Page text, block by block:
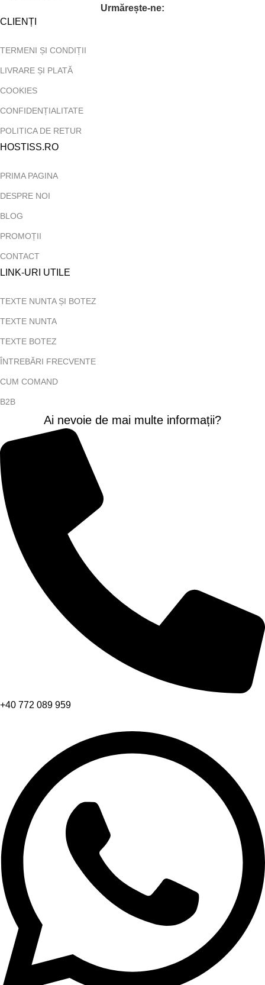
Urmărește-ne:
CLIENȚI
TERMENI ȘI CONDIȚII
LIVRARE ȘI PLATĂ
COOKIES
CONFIDENȚIALITATE
POLITICA DE RETUR
HOSTISS.RO
PRIMA PAGINA
DESPRE NOI
BLOG
PROMOȚII
CONTACT
LINK-URI UTILE
TEXTE NUNTA ȘI BOTEZ
TEXTE NUNTA
TEXTE BOTEZ
ÎNTREBĂRI FRECVENTE
CUM COMAND
B2B
Ai nevoie de mai multe informații?
+40 772 089 959